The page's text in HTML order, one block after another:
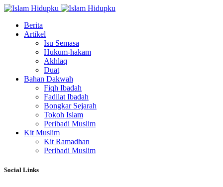
Berita
Artikel
Isu Semasa
Hukum-hakam
Akhlaq
Duat
Bahan Dakwah
Fiqh Ibadah
Fadilat Ibadah
Bongkar Sejarah
Tokoh Islam
Peribadi Muslim
Kit Muslim
Kit Ramadhan
Peribadi Muslim
Social Links